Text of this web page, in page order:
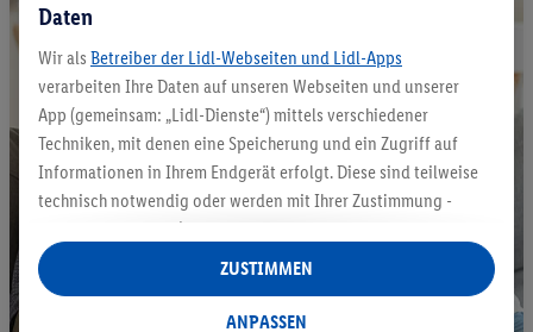
Daten
Wir als Betreiber der Lidl-Webseiten und Lidl-Apps
verarbeiten Ihre Daten auf unseren Webseiten und unserer
App (gemeinsam: „Lidl-Dienste“) mittels verschiedener
Techniken, mit denen eine Speicherung und ein Zugriff auf
Informationen in Ihrem Endgerät erfolgt. Diese sind teilweise
technisch notwendig oder werden mit Ihrer Zustimmung -
auch durch Partner (u.a.
Verantwortliche; im Zusammenhang mit dem IAB TCF
insgesamt
Statistik-Erstellung oder für personalisierte Werbung
ANPASSEN
ZUSTIMMEN